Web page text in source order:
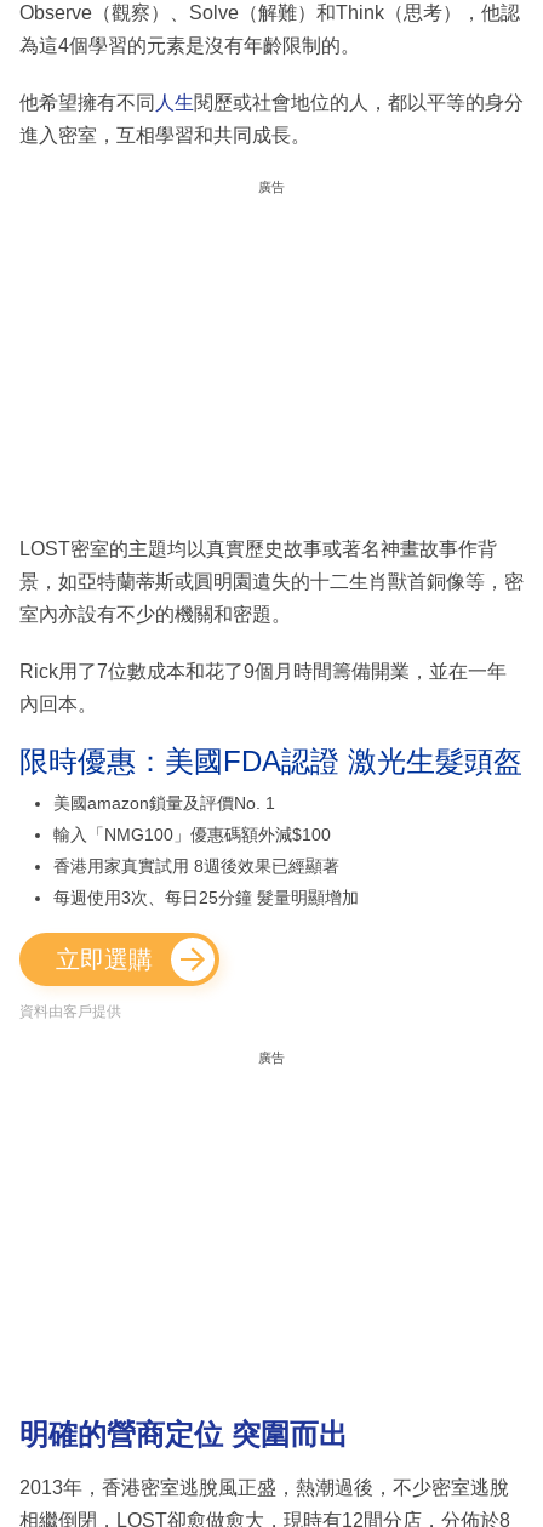
Observe（觀察）、Solve（解難）和Think（思考），他認
為這4個學習的元素是沒有年齡限制的。
他希望擁有不同 人生閱歷或社會地位的人，都以平等的身分
進入密室，互相學習和共同成長。
廣告
LOST密室的主題均以真實歷史故事或著名神畫故事作背
景，如亞特蘭蒂斯或圓明園遺失的十二生肖獸首銅像等，密
室內亦設有不少的機關和密題。
Rick用了7位數成本和花了9個月時間籌備開業，並在一年
內回本。
限時優惠：美國FDA認證 激光生髮頭盔
美國amazon鎖量及評價No. 1
輸入「NMG100」優惠碼額外減$100
香港用家真實試用 8週後效果已經顯著
每週使用3次、每日25分鐘 髮量明顯增加
立即選購
資料由客戶提供
廣告
明確的營商定位 突圍而出
2013年，香港密室逃脫風正盛，熱潮過後，不少密室逃脫
相繼倒閉，LOST卻愈做愈大，現時有12間分店，分佈於8